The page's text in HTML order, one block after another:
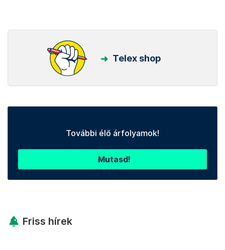
Telex shop
További élő árfolyamok!
Mutasd!
Friss hírek